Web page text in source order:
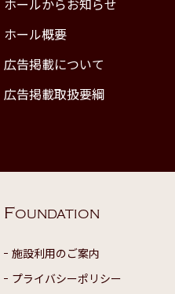
ホール概要
広告掲載について
広告掲載取扱要綱
FOUNDATION
施設利用のご案内
プライバシーポリシー